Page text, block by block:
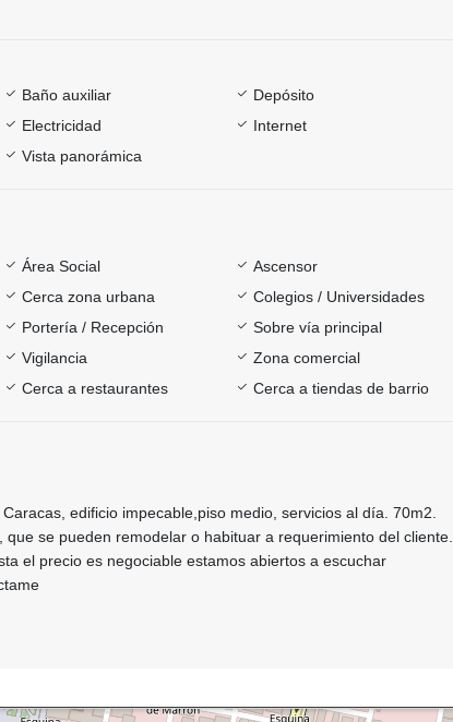
Baño auxiliar
Depósito
Electricidad
Internet
Vista panorámica
Área Social
Ascensor
Cerca zona urbana
Colegios / Universidades
Portería / Recepción
Sobre vía principal
Vigilancia
Zona comercial
Cerca a restaurantes Cerca a tiendas de barrio
edificio impecable,piso medio, servicios al día. 70m2.
se pueden remodelar o habituar a requerimiento del cliente.
el precio es negociable estamos abiertos a escuchar